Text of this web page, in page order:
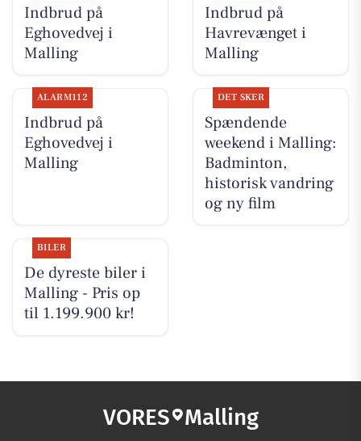
Indbrud på
Eghovedvej i
Malling
Indbrud på
Havrevænget i
Malling
ALARM112
Indbrud på
Eghovedvej i
Malling
DET SKER
Spændende
weekend i Malling:
Badminton,
historisk vandring
og ny film
BILER
De dyreste biler i
Malling - Pris op
til 1.199.900 kr!
VORES Malling